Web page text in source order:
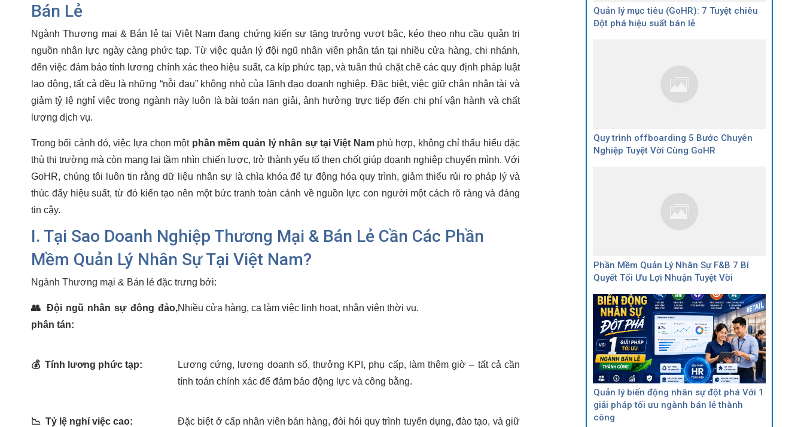
Bán Lẻ
Ngành Thương mại & Bán lẻ tại Việt Nam đang chứng kiến sự tăng trưởng vượt bậc, kéo theo nhu cầu quản trị
nguồn nhân lực ngày càng phức tạp. Từ việc quản lý đội ngũ nhân viên phân tán tại nhiều cửa hàng, chi nhánh,
đến việc đảm bảo tính lương chính xác theo hiệu suất, ca kíp phức tạp, và tuân thủ chặt chẽ các quy định pháp luật
lao động, tất cả đều là những “nỗi đau” không nhỏ của lãnh đạo doanh nghiệp. Đặc biệt, việc giữ chân nhân tài và
giảm tỷ lệ nghỉ việc trong ngành này luôn là bài toán nan giải, ảnh hưởng trực tiếp đến chi phí vận hành và chất
lượng dịch vụ.
Trong bối cảnh đó, việc lựa chọn một phần mềm quản lý nhân sự tại Việt Namphù hợp, không chỉ thấu hiểu đặc
thù thị trường mà còn mang lại tầm nhìn chiến lược, trở thành yếu tố then chốt giúp doanh nghiệp chuyển mình. Với
GoHR, chúng tôi luôn tin rằng dữ liệu nhân sự là chìa khóa để tự động hóa quy trình, giảm thiểu rủi ro pháp lý và
thúc đẩy hiệu suất, từ đó kiến tạo nên một bức tranh toàn cảnh về nguồn lực con người một cách rõ ràng và đáng
tin cậy.
I. Tại Sao Doanh Nghiệp Thương Mại & Bán Lẻ Cần Các Phần
Mềm Quản Lý Nhân Sự Tại Việt Nam?
Ngành Thương mại & Bán lẻ đặc trưng bởi:
👥 Đội ngũ nhân sự đông đảo,
phân tán:
Nhiều cửa hàng, ca làm việc linh hoạt, nhân viên thời vụ.
💰 Tính lương phức tạp:
Lương cứng, lương doanh số, thưởng KPI, phụ cấp, làm thêm giờ – tất cả cần
tính toán chính xác để đảm bảo động lực và công bằng.
📉 Tỷ lệ nghỉ việc cao:
Đặc biệt ở cấp nhân viên bán hàng, đòi hỏi quy trình tuyển dụng, đào tạo, và giữ
Quản lý mục tiêu (GoHR): 7 Tuyệt chiêu
Đột phá hiệu suất bán lẻ
Quy trình offboarding 5 Bước Chuyên
Nghiệp Tuyệt Vời Cùng GoHR
Phần Mềm Quản Lý Nhân Sự F&B 7 Bí
Quyết Tối Ưu Lợi Nhuận Tuyệt Vời
Quản lý biến động nhân sự đột phá Với 1
giải pháp tối ưu ngành bán lẻ thành
công